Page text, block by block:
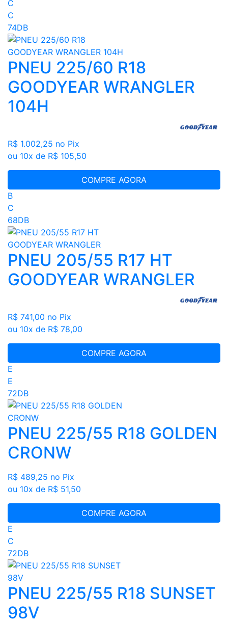
C
C
74DB
PNEU 225/60 R18
GOODYEAR WRANGLER
104H
R$ 1.002,25 no Pix
ou 10x de R$ 105,50
COMPRE AGORA
B
C
68DB
PNEU 205/55 R17 HT
GOODYEAR WRANGLER
R$ 741,00 no Pix
ou 10x de R$ 78,00
COMPRE AGORA
E
E
72DB
PNEU 225/55 R18 GOLDEN
CRONW
R$ 489,25 no Pix
ou 10x de R$ 51,50
COMPRE AGORA
E
C
72DB
PNEU 225/55 R18 SUNSET
98V